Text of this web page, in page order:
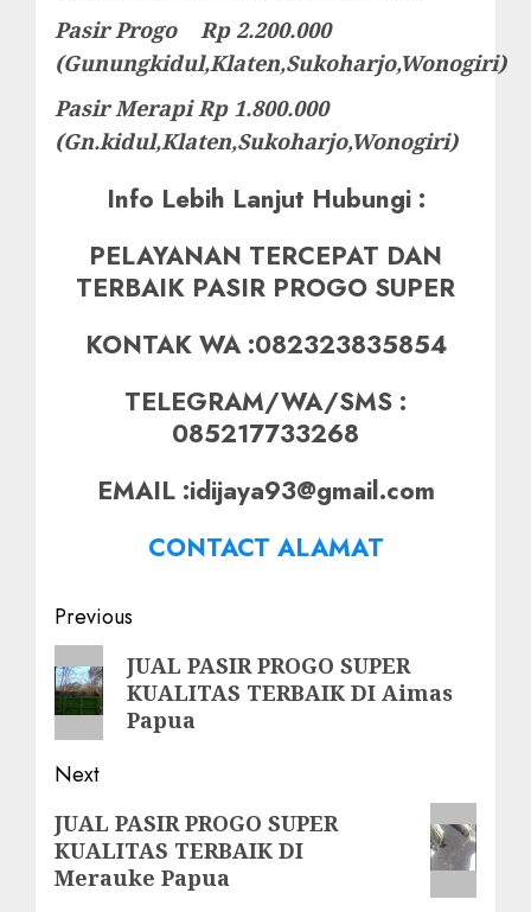
Pasir Progo Rp 2.200.000
(Gunungkidul,Klaten,Sukoharjo,Wonogiri)
Pasir Merapi Rp 1.800.000
(Gn.kidul,Klaten,Sukoharjo,Wonogiri)
Info Lebih Lanjut Hubungi :
PELAYANAN TERCEPAT DAN
TERBAIK PASIR PROGO SUPER
KONTAK WA :082323835854
TELEGRAM/WA/SMS :
085217733268
EMAIL :idijaya93@gmail.com
CONTACT ALAMAT
Post
navigation
Previous
Previous
post:
JUAL PASIR PROGO SUPER
KUALITAS TERBAIK DI Aimas
Papua
Next
Next
post:
JUAL PASIR PROGO SUPER
KUALITAS TERBAIK DI
Merauke Papua